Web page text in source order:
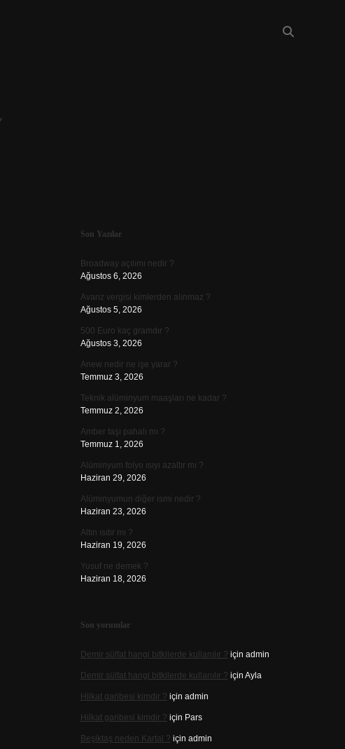
Sidebar
Son Yazılar
Broadway açılımı nedir ?
Ağustos 6, 2026
Avarız vergisi kimlerden alınmaz ?
Ağustos 5, 2026
500 Euro kaç gramdır ?
Ağustos 3, 2026
Anew nedir ne işe yarar ?
Temmuz 3, 2026
Teknik alüminyum maaşları ne kadar ?
Temmuz 2, 2026
Amber taşı pahalı mı ?
Temmuz 1, 2026
Alüminyum folyo ısıyı azaltır mı ?
Haziran 29, 2026
Alüminyumun diğer ismi nedir ?
Haziran 23, 2026
Altın ısıtır mı ?
Haziran 19, 2026
Yusuf ne demek ?
Haziran 18, 2026
Son yorumlar
Demir sülfat hangi bitkilerde kullanılır ? için admin
Demir sülfat hangi bitkilerde kullanılır ? için Ayla
Hilkat garibesi kimdir ? için admin
Hilkat garibesi kimdir ? için Pars
Beşiktaş neden Kartal ? için admin